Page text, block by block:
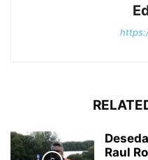
Raul